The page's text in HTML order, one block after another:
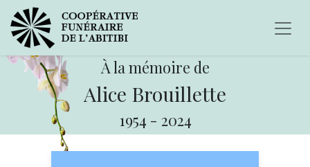
À la mémoire de
Alice Brouillette
1954 - 2024